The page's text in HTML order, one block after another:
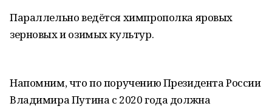
Параллельно ведётся химпрополка яровых
зерновых и озимых культур.
Напомним, что по поручению Президента России
Владимира Путина с 2020 года должна